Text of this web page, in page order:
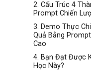
2. Cấu Trúc 4
Prompt Chiến
3. Demo Thực
Quả Bằng
Cao
4. Bạn Đạt Được
Học Này?